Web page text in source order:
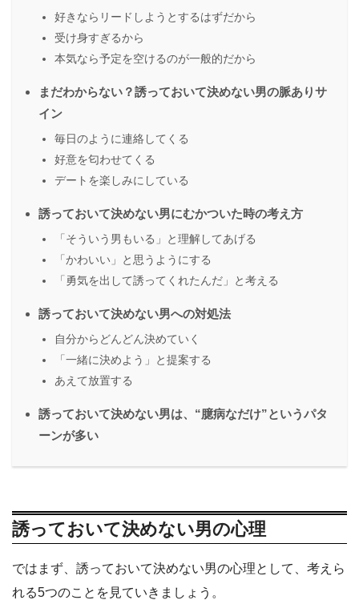
好きならリードしようとするはずだから
受け身すぎるから
本気なら予定を空けるのが一般的だから
まだわからない？誘っておいて決めない男の脈ありサ
イン
毎日のように連絡してくる
好意を匂わせてくる
デートを楽しみにしている
誘っておいて決めない男にむかついた時の考え方
「そういう男もいる」と理解してあげる
「かわいい」と思うようにする
「勇気を出して誘ってくれたんだ」と考える
誘っておいて決めない男への対処法
自分からどんどん決めていく
「一緒に決めよう」と提案する
あえて放置する
誘っておいて決めない男は、“臆病なだけ”というパタ
ーンが多い
誘っておいて決めない男の心理
ではまず、誘っておいて決めない男の心理として、考えら
れる5つのことを見ていきましょう。